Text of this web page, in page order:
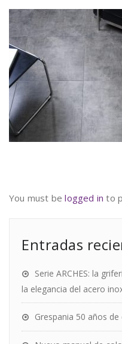
You must belogged in to
Entradas
Serie ARCHES: la
la elegancia del acero
Grespania 50 años